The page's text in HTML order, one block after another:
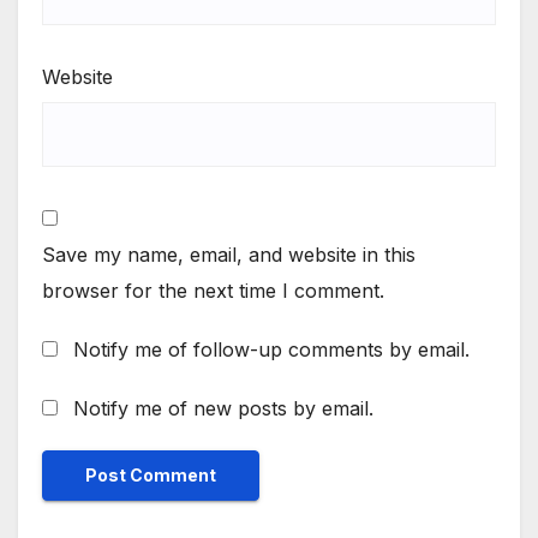
Website
Save my name, email, and website in this
browser for the next time I comment.
Notify me of follow-up comments by email.
Notify me of new posts by email.